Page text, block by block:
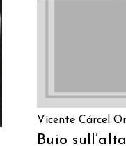
Vicente Cárcel
Buio